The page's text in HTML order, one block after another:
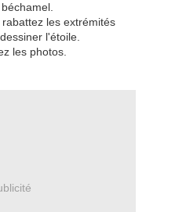
les extrémités
l'étoile.
les photos.